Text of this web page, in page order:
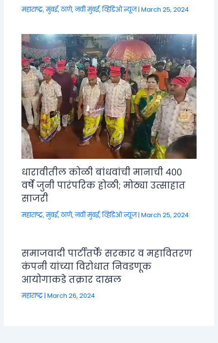
महाराष्ट्र,मुंबई, ठाणे, नवी मुंबई,व्हिडिओ न्यूज|March 25, 2024
धारावीतील कोळी बांधवांची मानाची ४००
वर्षे जुनी पारंपरिक होळी; मोठ्या उत्साहात
साजरी
महाराष्ट्र,मुंबई, ठाणे, नवी मुंबई,व्हिडिओ न्यूज|March 25, 2024
समाजवादी पार्टीतर्फे सरकार व महावितरण
कंपनी यांच्या विरोधात निवडणूक
आयोगाकडे तक्रार दाखल
महाराष्ट्र |March 26, 2024